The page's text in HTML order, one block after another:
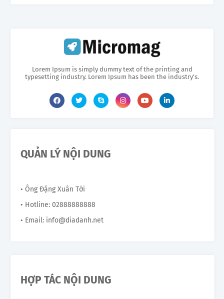
Lorem Ipsum is simply dummy text of the printing and
typesetting industry. Lorem Ipsum has been the industry's.
QUẢN LÝ NỘI DUNG
• Ông Đặng Xuân Tới
• Hotline: 02888888888
• Email: info@diadanh.net
HỢP TÁC NỘI DUNG